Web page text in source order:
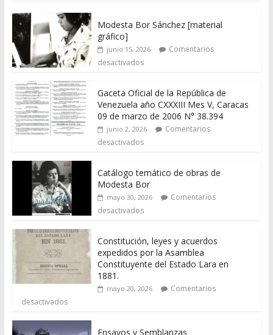
Modesta Bor Sánchez [material
gráfico]
junio 15, 2026
Comentarios
desactivados
Gaceta Oficial de la República de
Venezuela año CXXXIII Mes V, Caracas
09 de marzo de 2006 N° 38.394
junio 2, 2026
Comentarios
desactivados
Catálogo temático de obras de
Modesta Bor
mayo 30, 2026
Comentarios
desactivados
Constitución, leyes y acuerdos
expedidos por la Asamblea
Constituyente del Estado Lara en
1881.
mayo 20, 2026
Comentarios
desactivados
Ensayos y Semblanzas